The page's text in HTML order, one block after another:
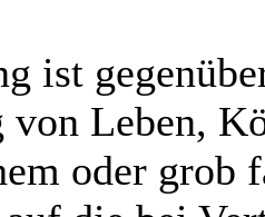
ist
von Leben,
oder grob